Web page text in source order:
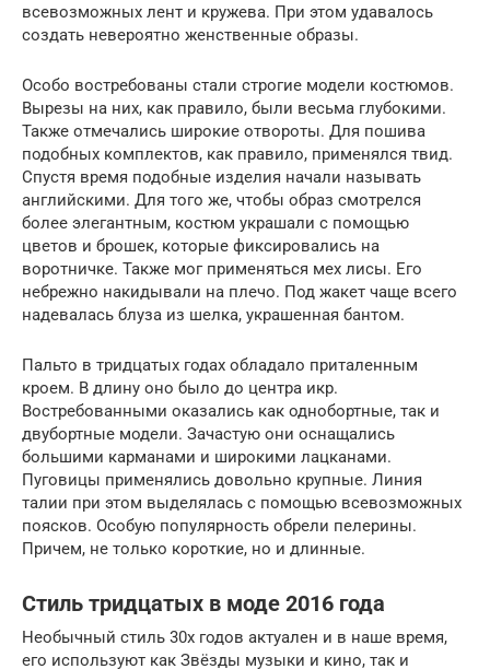
всевозможных лент и кружева. При этом удавалось
создать невероятно женственные образы.
Особо востребованы стали строгие модели костюмов.
Вырезы на них, как правило, были весьма глубокими.
Также отмечались широкие отвороты. Для пошива
подобных комплектов, как правило, применялся твид.
Спустя время подобные изделия начали называть
английскими. Для того же, чтобы образ смотрелся
более элегантным, костюм украшали с помощью
цветов и брошек, которые фиксировались на
воротничке. Также мог применяться мех лисы. Его
небрежно накидывали на плечо. Под жакет чаще всего
надевалась блуза из шелка, украшенная бантом.
Пальто в тридцатых годах обладало приталенным
кроем. В длину оно было до центра икр.
Востребованными оказались как однобортные, так и
двубортные модели. Зачастую они оснащались
большими карманами и широкими лацканами.
Пуговицы применялись довольно крупные. Линия
талии при этом выделялась с помощью всевозможных
поясков. Особую популярность обрели пелерины.
Причем, не только короткие, но и длинные.
Стиль тридцатых в моде 2016 года
Необычный стиль 30х годов актуален и в наше время,
его используют как Звёзды музыки и кино, так и